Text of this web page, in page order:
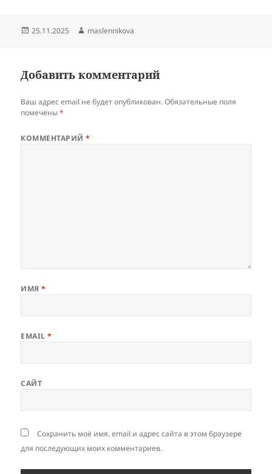
Опубликовано
25.11.2025 Автор
maslennikova
Добавить комментарий
Ваш адрес email не будет опубликован. Обязательные поля
помечены*
КОММЕНТАРИЙ*
ИМЯ*
EMAIL*
САЙТ
Сохранить моё имя, email и адрес сайта в этом браузере
для последующих моих комментариев.